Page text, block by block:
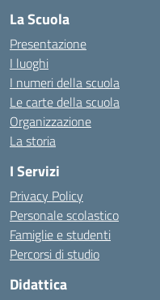
La Scuola
Presentazione
I luoghi
I numeri della scuola
Le carte della scuola
Organizzazione
La storia
I Servizi
Privacy Policy
Personale scolastico
Famiglie e studenti
Percorsi di studio
Didattica